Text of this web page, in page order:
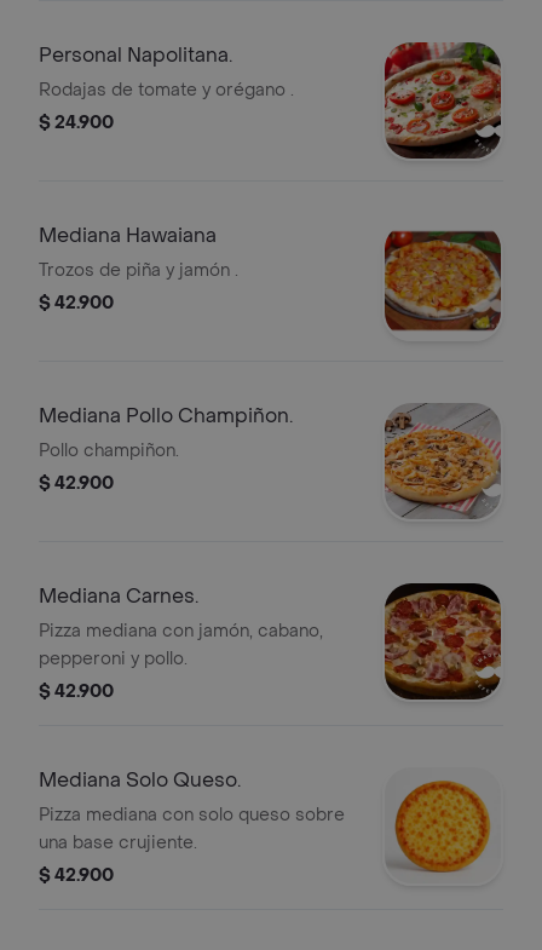
Personal Napolitana.
Rodajas de tomate y orégano .
$ 24.900
Mediana Hawaiana
Trozos de piña y jamón .
$ 42.900
Mediana Pollo Champiñon.
Pollo champiñon.
$ 42.900
Mediana Carnes.
Pizza mediana con jamón, cabano,
pepperoni y pollo.
$ 42.900
Mediana Solo Queso.
Pizza mediana con solo queso sobre
una base crujiente.
$ 42.900